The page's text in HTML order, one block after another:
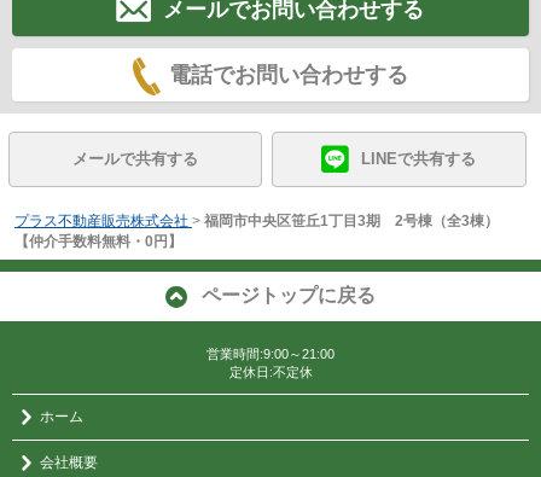
メールでお問い合わせする
電話でお問い合わせする
メールで共有する LINEで共有する
プラス不動産販売株式会社 > 福岡市中央区笹丘1丁目3期 2号棟（全3棟）
【仲介手数料無料・0円】
ページトップに戻る
営業時間:9:00～21:00
定休日:不定休
ホーム
会社概要